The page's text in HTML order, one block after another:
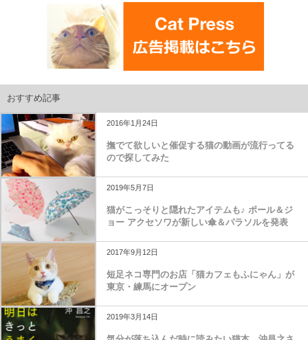
おすすめ記事
2016年1月24日
撫でて欲しいと催促する猫の動画が流行ってる
ので探してみた
2019年5月7日
猫がこっそりと隠れたアイテムも♪ ポール＆ジ
ョー アクセソワが新しい傘＆パラソルを発表
2017年9月12日
短足ネコ専門のお店「猫カフェもふにゃん」が
東京・練馬にオープン
2019年3月14日